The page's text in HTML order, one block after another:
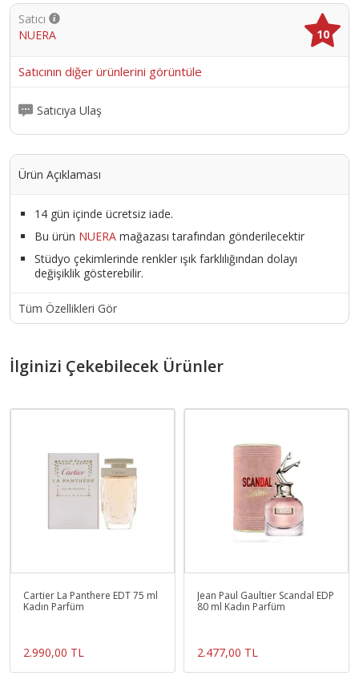
Satıcı
NUERA
10
Satıcının diğer ürünlerini görüntüle
Satıcıya Ulaş
Ürün Açıklaması
14 gün içinde ücretsiz iade.
Bu ürün NUERA mağazası tarafından gönderilecektir
Stüdyo çekimlerinde renkler ışık farklılığından dolayı
değişiklik gösterebilir.
Tüm Özellikleri Gör
İlginizi Çekebilecek Ürünler
Cartier La Panthere EDT 75 ml
Kadın Parfüm
2.990,00 TL
Jean Paul Gaultier Scandal EDP
80 ml Kadın Parfüm
2.477,00 TL